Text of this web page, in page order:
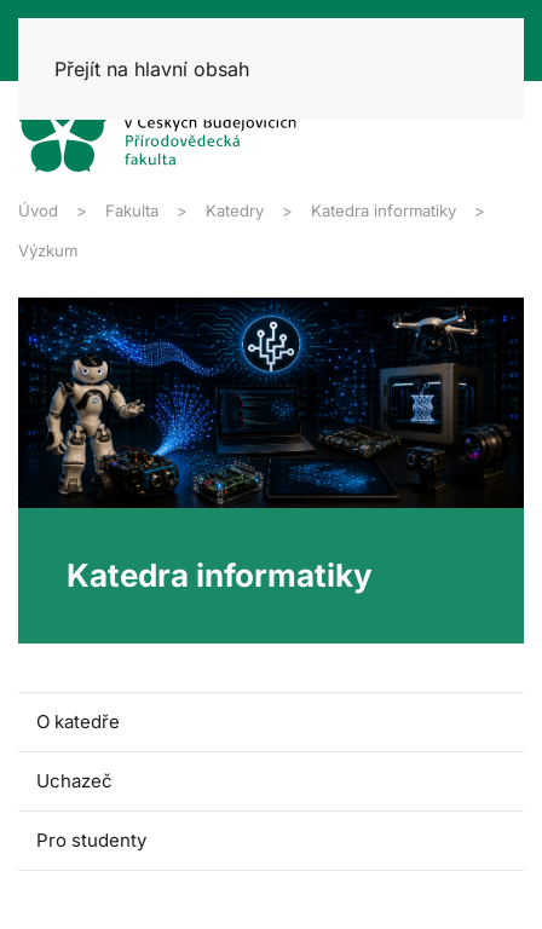
Přejít na hlavní obsah
Úvod Fakulta Katedry Katedra informatiky
Výzkum
Katedra informatiky
O katedře
Uchazeč
Pro studenty